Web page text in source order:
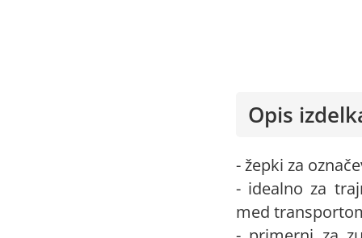
Opis
- žepki za
- idealno za
med